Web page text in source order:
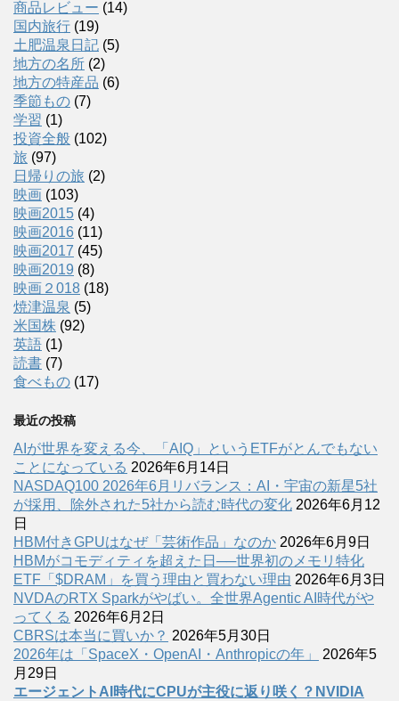
商品レビュー (14)
国内旅行 (19)
土肥温泉日記 (5)
地方の名所 (2)
地方の特産品 (6)
季節もの (7)
学習 (1)
投資全般 (102)
旅 (97)
日帰りの旅 (2)
映画 (103)
映画2015 (4)
映画2016 (11)
映画2017 (45)
映画2019 (8)
映画２018 (18)
焼津温泉 (5)
米国株 (92)
英語 (1)
読書 (7)
食べもの (17)
最近の投稿
AIが世界を変える今、「AIQ」というETFがとんでもない
ことになっている 2026年6月14日
NASDAQ100 2026年6月リバランス：AI・宇宙の新星5社
が採用、除外された5社から読む時代の変化 2026年6月12
日
HBM付きGPUはなぜ「芸術作品」なのか 2026年6月9日
HBMがコモディティを超えた日──世界初のメモリ特化
ETF「$DRAM」を買う理由と買わない理由 2026年6月3日
NVDAのRTX Sparkがやばい。全世界Agentic AI時代がや
ってくる 2026年6月2日
CBRSは本当に買いか？ 2026年5月30日
2026年は「SpaceX・OpenAI・Anthropicの年」
2026年5
月29日
エージェントAI時代にCPUが主役に返り咲く？NVIDIA